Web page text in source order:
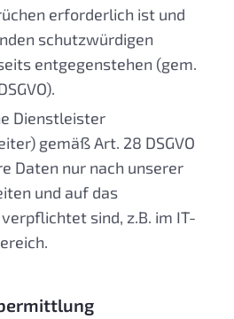
erforderlich ist und
schutzwürdigen
entgegenstehen (gem.
Dienstleister
gemäß Art. 28 DSGVO
Daten nur nach unserer
und auf das
sind, z.B. im IT-